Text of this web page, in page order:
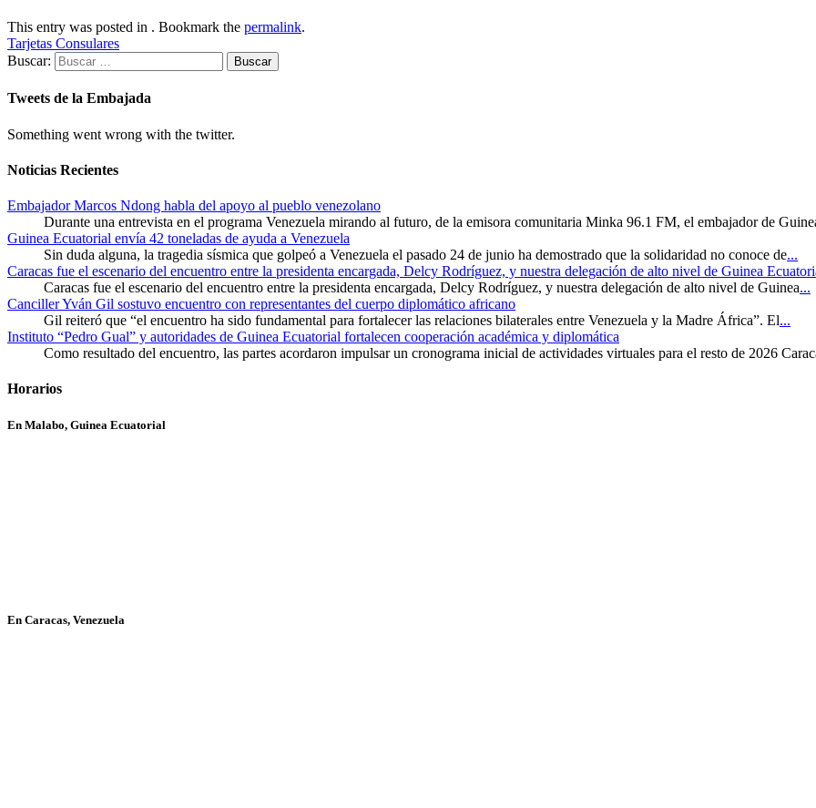
This entry was posted in . Bookmark the permalink.
Tarjetas Consulares
Buscar:
Tweets de la Embajada
Something went wrong with the twitter.
Noticias Recientes
Embajador Marcos Ndong habla del apoyo al pueblo venezolano
Durante una entrevista en el programa Venezuela mirando al futuro, de la emisora comunitaria Minka 96.1 FM, el embajador de
Guinea Ecuatorial envía 42 toneladas de ayuda a Venezuela
Sin duda alguna, la tragedia sísmica que golpeó a Venezuela el pasado 24 de junio ha demostrado que la solidaridad no conoce de...
Caracas fue el escenario del encuentro entre la presidenta encargada, Delcy Rodríguez, y nuestra delegación de alto nivel de Guinea
Caracas fue el escenario del encuentro entre la presidenta encargada, Delcy Rodríguez, y nuestra delegación de alto nivel de Guinea...
Canciller Yván Gil sostuvo encuentro con representantes del cuerpo diplomático africano
Gil reiteró que “el encuentro ha sido fundamental para fortalecer las relaciones bilaterales entre Venezuela y la Madre África”. El...
Instituto “Pedro Gual” y autoridades de Guinea Ecuatorial fortalecen cooperación académica y diplomática
Como resultado del encuentro, las partes acordaron impulsar un cronograma inicial de actividades virtuales para el resto de 2026
Horarios
En Malabo, Guinea Ecuatorial
En Caracas, Venezuela